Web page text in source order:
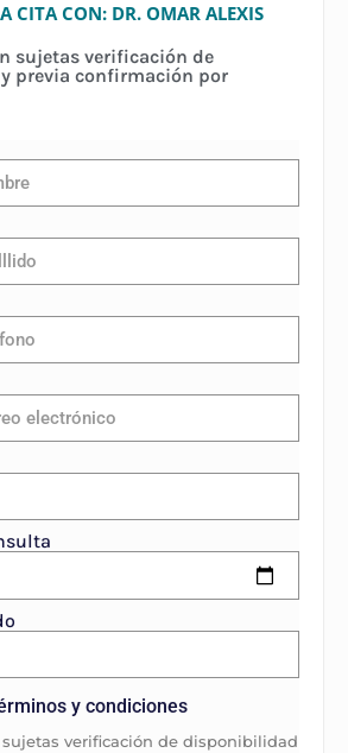
CITA CON: DR. OMAR ALEXIS
sujetas verificación de
previa confirmación por
y condiciones
sujetas verificación de disponibilidad